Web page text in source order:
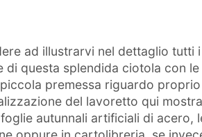
ad illustrarvi nel dettaglio tutti
di questa splendida ciotola con
premessa riguardo proprio
del lavoretto qui
autunnali artificiali di acero,